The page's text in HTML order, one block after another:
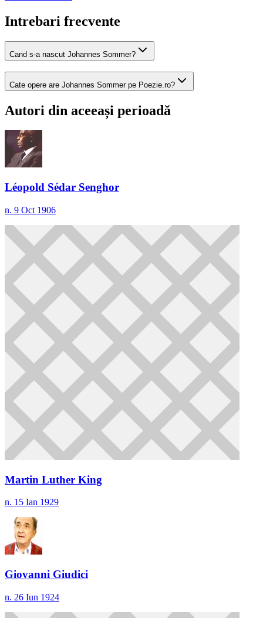
Intrebari frecvente
Cand s-a nascut Johannes Sommer?
Cate opere are Johannes Sommer pe Poezie.ro?
Autori din aceeași perioadă
Léopold Sédar Senghor
n. 9 Oct 1906
Martin Luther King
n. 15 Ian 1929
Giovanni Giudici
n. 26 Iun 1924